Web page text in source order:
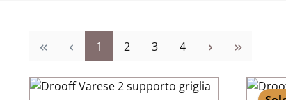
Pagina
1 Pagina
2 Pagina
3 Pagina
4